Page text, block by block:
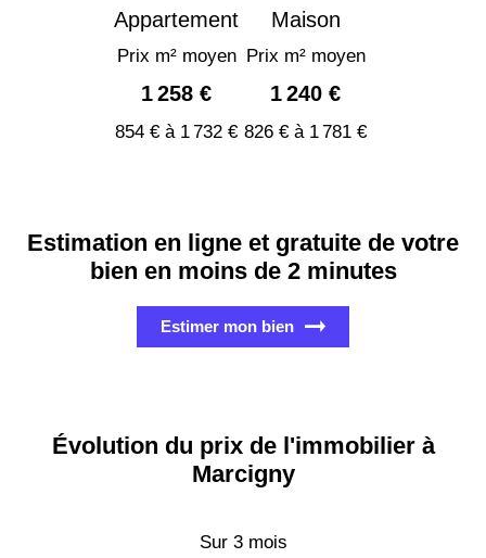
Appartement
Prix m² moyen
1 258 €
854 € à 1 732 €
Maison
Prix m² moyen
1 240 €
826 € à 1 781 €
Estimation en ligne et gratuite de votre
bien en moins de 2 minutes
Estimer mon bien
Évolution du prix de l'immobilier à
Marcigny
Sur 3 mois